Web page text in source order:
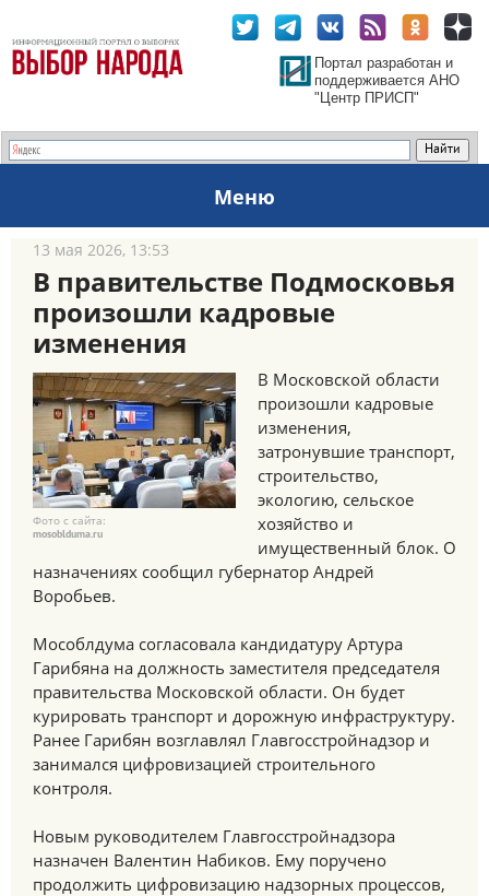
Портал разработан и
поддерживается АНО
"Центр ПРИСП"
Меню
13 мая 2026, 13:53
В правительстве Подмосковья
произошли кадровые
изменения
Фото с сайта:
mosoblduma.ru
В Московской области
произошли кадровые
изменения,
затронувшие транспорт,
строительство,
экологию, сельское
хозяйство и
имущественный блок. О
назначениях сообщил губернатор Андрей
Воробьев.
Мособлдума согласовала кандидатуру Артура
Гарибяна на должность заместителя председателя
правительства Московской области. Он будет
курировать транспорт и дорожную инфраструктуру.
Ранее Гарибян возглавлял Главгосстройнадзор и
занимался цифровизацией строительного
контроля.
Новым руководителем Главгосстройнадзора
назначен Валентин Набиков. Ему поручено
продолжить цифровизацию надзорных процессов,